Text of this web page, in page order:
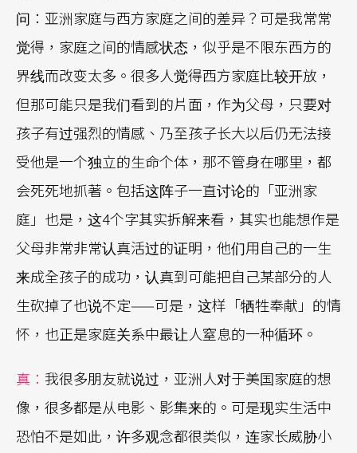
问：亚洲家庭与西方家庭之间的差异？可是我常常
觉得，家庭之间的情感状态，似乎是不限东西方的
界线而改变太多。很多人觉得西方家庭比较开放，
但那可能只是我们看到的片面，作为父母，只要对
孩子有过强烈的情感、乃至孩子长大以后仍无法接
受他是一个独立的生命个体，那不管身在哪里，都
会死死地抓著。包括这阵子一直讨论的「亚洲家
庭」也是，这4个字其实拆解来看，其实也能想作是
父母非常非常认真活过的证明，他们用自己的一生
来成全孩子的成功，认真到可能把自己某部分的人
生砍掉了也说不定——可是，这样「牺牲奉献」的情
怀，也正是家庭关系中最让人窒息的一种循环。
真： 我很多朋友就说过，亚洲人对于美国家庭的想
像，很多都是从电影、影集来的。可是现实生活中
恐怕不是如此，许多观念都很类似，连家长威胁小